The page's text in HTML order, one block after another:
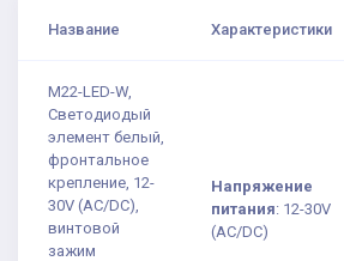
Название Характеристики
M22-LED-W,
Светодиодый
элемент белый,
фронтальное
крепление, 12-
30V (AC/DC),
винтовой
зажим
Напряжение
питания: 12-30V
(AC/DC)